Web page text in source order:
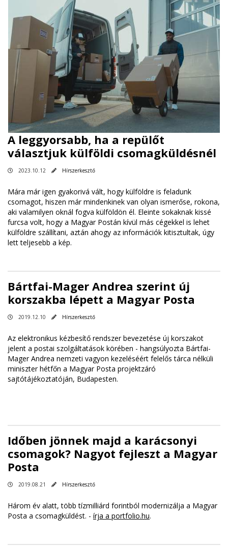
A leggyorsabb, ha a repülőt
választjuk külföldi csomagküldésnél
2023.10.12 Hírszerkesztő
Mára már igen gyakorivá vált, hogy külföldre is feladunk
csomagot, hiszen már mindenkinek van olyan ismerőse, rokona,
aki valamilyen oknál fogva külföldön él. Eleinte sokaknak kissé
furcsa volt, hogy a Magyar Postán kívül más cégekkel is lehet
külföldre szállítani, aztán ahogy az információk kitisztultak, úgy
lett teljesebb a kép.
Bártfai-Mager Andrea szerint új
korszakba lépett a Magyar Posta
2019.12.10 Hírszerkesztő
Az elektronikus kézbesítő rendszer bevezetése új korszakot
jelent a postai szolgáltatások körében - hangsúlyozta Bártfai-
Mager Andrea nemzeti vagyon kezeléséért felelős tárca nélküli
miniszter hétfőn a Magyar Posta projektzáró
sajtótájékoztatóján, Budapesten.
Időben jönnek majd a karácsonyi
csomagok? Nagyot fejleszt a Magyar
Posta
2019.08.21 Hírszerkesztő
Három év alatt, több tízmilliárd forintból modernizálja a Magyar
Posta a csomagküldést. - írja a portfolio.hu.